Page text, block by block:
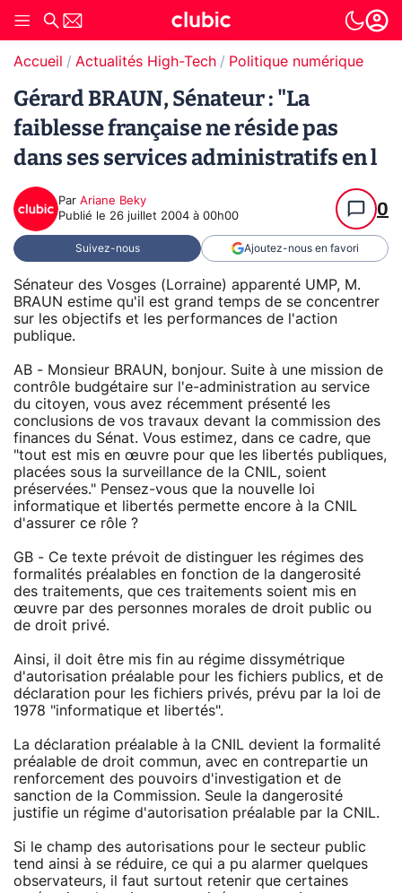
Accueil Actualités High-Tech Politique numérique
Gérard BRAUN, Sénateur : "La
faiblesse française ne réside pas
dans ses services administratifs en l
Par Ariane Beky
Publié le 26 juillet 2004 à 00h00 0
Suivez-nous Ajoutez-nous en favori
Sénateur des Vosges (Lorraine) apparenté UMP, M.
BRAUN estime qu'il est grand temps de se concentrer
sur les objectifs et les performances de l'action
publique.
AB - Monsieur BRAUN, bonjour. Suite à une mission de
contrôle budgétaire sur l'e-administration au service
du citoyen, vous avez récemment présenté les
conclusions de vos travaux devant la commission des
finances du Sénat. Vous estimez, dans ce cadre, que
"tout est mis en œuvre pour que les libertés publiques,
placées sous la surveillance de la CNIL, soient
préservées." Pensez-vous que la nouvelle loi
informatique et libertés permette encore à la CNIL
d'assurer ce rôle ?
GB - Ce texte prévoit de distinguer les régimes des
formalités préalables en fonction de la dangerosité
des traitements, que ces traitements soient mis en
œuvre par des personnes morales de droit public ou
de droit privé.
Ainsi, il doit être mis fin au régime dissymétrique
d'autorisation préalable pour les fichiers publics, et de
déclaration pour les fichiers privés, prévu par la loi de
1978 "informatique et libertés".
La déclaration préalable à la CNIL devient la formalité
préalable de droit commun, avec en contrepartie un
renforcement des pouvoirs d'investigation et de
sanction de la Commission. Seule la dangerosité
justifie un régime d'autorisation préalable par la CNIL.
Si le champ des autorisations pour le secteur public
tend ainsi à se réduire, ce qui a pu alarmer quelques
observateurs, il faut surtout retenir que certaines